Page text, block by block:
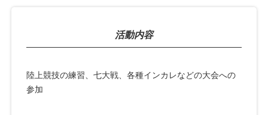
活動内容
陸上競技の練習、七大戦、各種インカレなどの大会への
参加